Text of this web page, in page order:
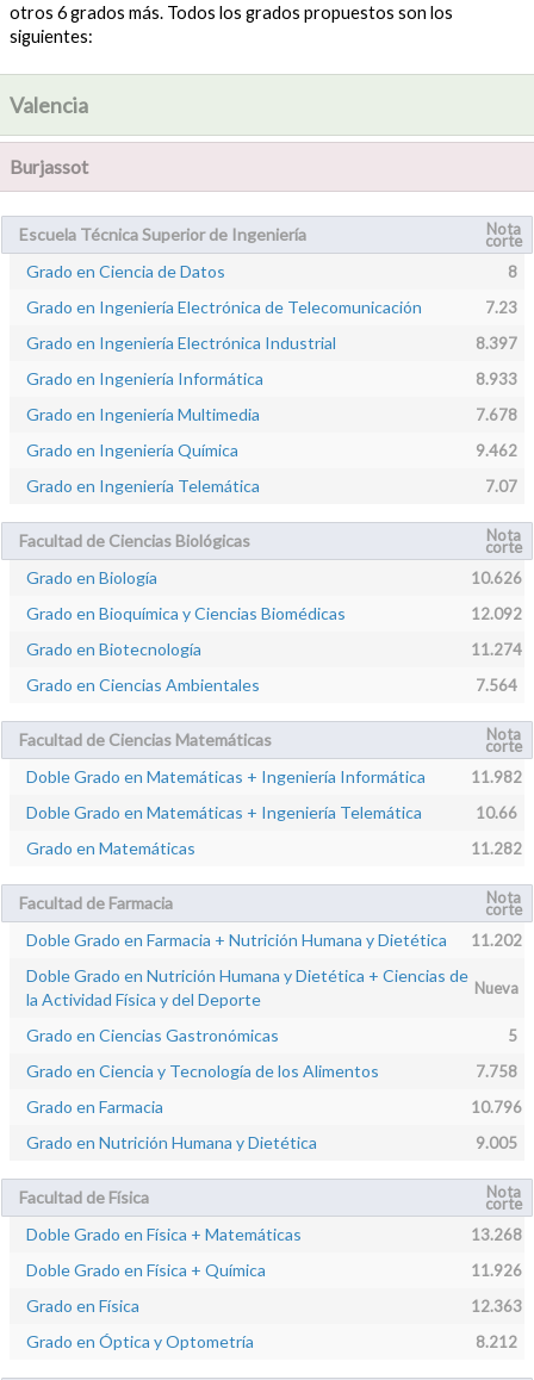
otros 6 grados más. Todos los grados propuestos son los
siguientes:
Valencia
Burjassot
Escuela Técnica Superior de Ingeniería Nota
corte
Grado en Ciencia de Datos 8
Grado en Ingeniería Electrónica de Telecomunicación 7.23
Grado en Ingeniería Electrónica Industrial 8.397
Grado en Ingeniería Informática 8.933
Grado en Ingeniería Multimedia 7.678
Grado en Ingeniería Química 9.462
Grado en Ingeniería Telemática 7.07
Facultad de Ciencias Biológicas Nota
corte
Grado en Biología 10.626
Grado en Bioquímica y Ciencias Biomédicas 12.092
Grado en Biotecnología 11.274
Grado en Ciencias Ambientales 7.564
Facultad de Ciencias Matemáticas Nota
corte
Doble Grado en Matemáticas + Ingeniería Informática 11.982
Doble Grado en Matemáticas + Ingeniería Telemática 10.66
Grado en Matemáticas 11.282
Facultad de Farmacia Nota
corte
Doble Grado en Farmacia + Nutrición Humana y Dietética 11.202
Doble Grado en Nutrición Humana y Dietética + Ciencias de
la Actividad Física y del Deporte
Nueva
Grado en Ciencias Gastronómicas 5
Grado en Ciencia y Tecnología de los Alimentos 7.758
Grado en Farmacia 10.796
Grado en Nutrición Humana y Dietética 9.005
Facultad de Física Nota
corte
Doble Grado en Física + Matemáticas 13.268
Doble Grado en Física + Química 11.926
Grado en Física 12.363
Grado en Óptica y Optometría 8.212